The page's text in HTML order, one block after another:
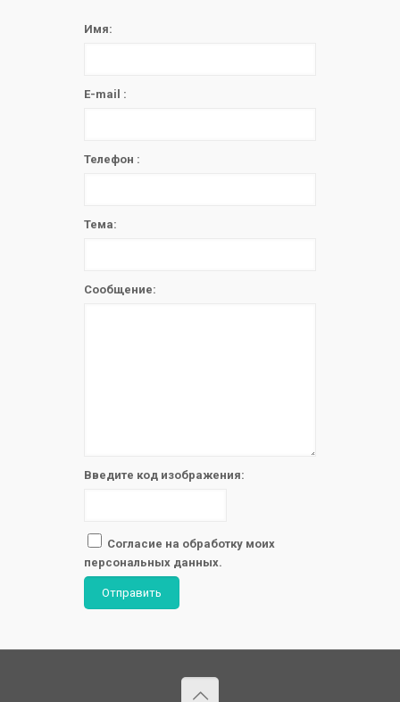
Имя:
E-mail :
Телефон :
Тема:
Сообщение:
Введите код изображения:
Согласие на обработку моих
персональных данных.
Отправить